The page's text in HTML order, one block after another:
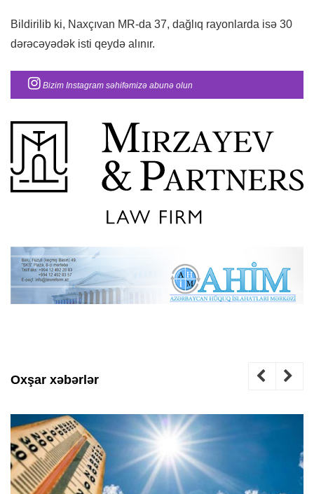
Bildirilib ki, Naxçıvan MR-da 37, dağlıq rayonlarda isə 30
dərəcəyədək isti qeydə alınır.
Bizim Instagram səhifəmizə abunə olun
Oxşar xəbərlər